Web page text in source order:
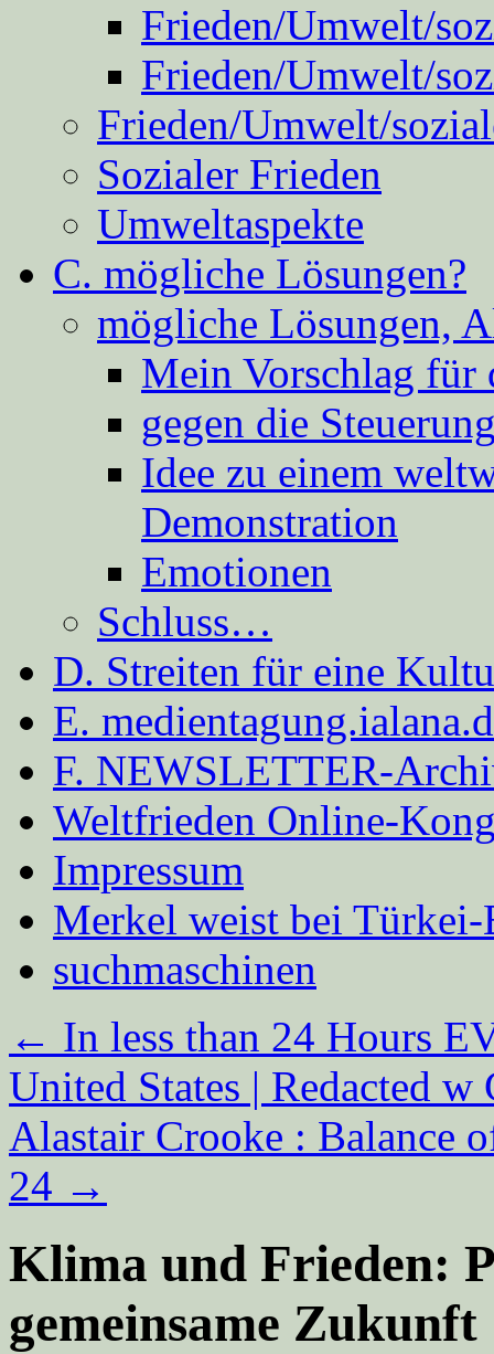
Frieden/Umwelt/
Frieden/Umwelt/
Frieden/Umwelt/
Sozialer Frieden
Umweltaspekte
C. mögliche Lösungen?
mögliche Lösungen,
Mein Vorschlag für
gegen die
Idee zu einem
Demonstration
Emotionen
Schluss…
D. Streiten für eine
E.
F. NEWSLETTER-
Weltfrieden Online-
Impressum
Merkel weist bei
suchmaschinen
← In less than 24 Hours
United States | Redacted
Alastair Crooke : Balance
24 →
Klima und Frieden:
gemeinsame Zukunft